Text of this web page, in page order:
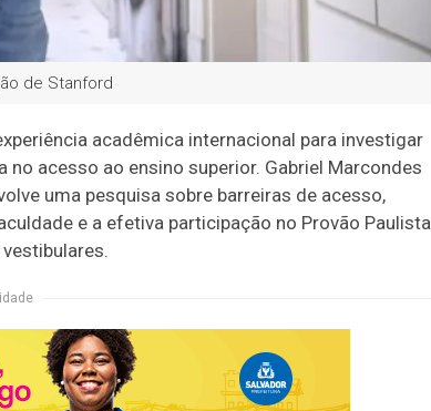
de Stanford
acadêmica internacional para investigar
acesso ao ensino superior. Gabriel Marcondes
uma pesquisa sobre barreiras de acesso,
e a efetiva participação no Provão Paulista